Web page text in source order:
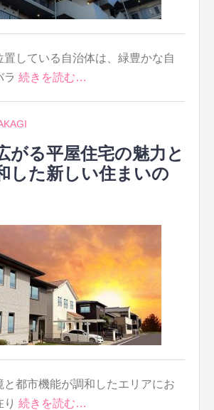
置している自治体は、緑豊かな自
ラ 続きを読む…
がる平屋住宅の魅力と
した新しい住まいの
と都市機能が調和したエリアにお
続きを読む…